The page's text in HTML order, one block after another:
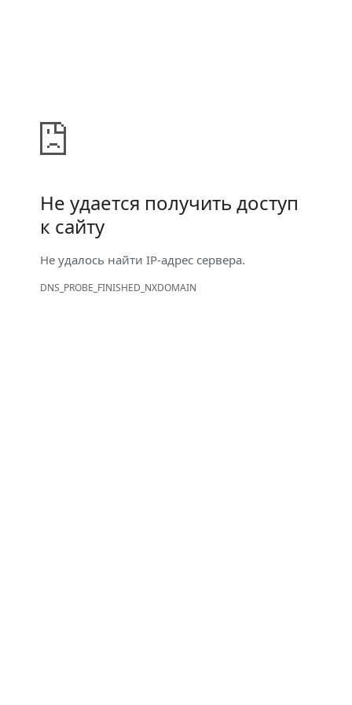
Не удается получить доступ
к сайту
Не удалось найти IP-адрес сервера.
DNS_PROBE_FINISHED_NXDOMAIN